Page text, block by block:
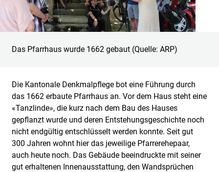
Das Pfarrhaus wurde 1662 gebaut (Quelle: ARP)
Die Kantonale Denkmalpflege bot eine Führung durch
das 1662 erbaute Pfarrhaus an. Vor dem Haus steht eine
«Tanzlinde», die kurz nach dem Bau des Hauses
gepflanzt wurde und deren Entstehungsgeschichte noch
nicht endgültig entschlüsselt werden konnte. Seit gut
300 Jahren wohnt hier das jeweilige Pfarrerehepaar,
auch heute noch. Das Gebäude beeindruckte mit seiner
gut erhaltenen Innenausstattung, den Wandsprüchen